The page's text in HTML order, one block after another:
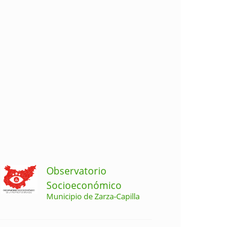
Observatorio
Socioeconómico
Municipio de Zarza-Capilla